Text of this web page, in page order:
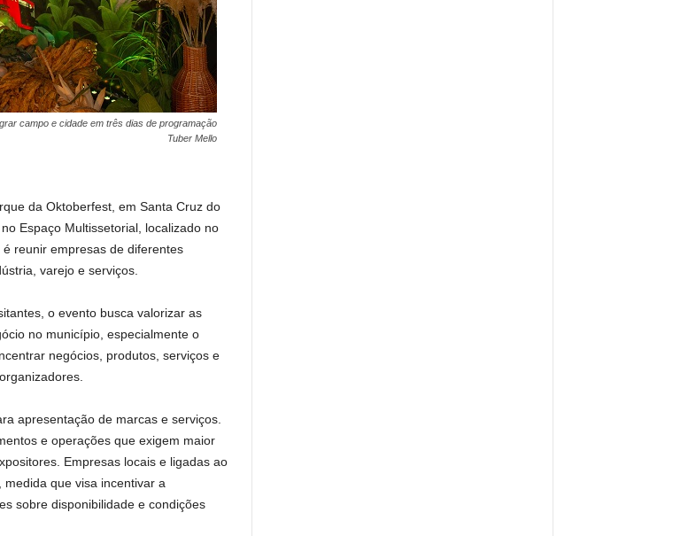
campo e cidade em três dias de programação
Tuber Mello
da Oktoberfest, em Santa Cruz do
Espaço Multissetorial, localizado no
reunir empresas de diferentes
varejo e serviços.
o evento busca valorizar as
no município, especialmente o
negócios, produtos, serviços e
apresentação de marcas e serviços.
e operações que exigem maior
Empresas locais e ligadas ao
que visa incentivar a
sobre disponibilidade e condições